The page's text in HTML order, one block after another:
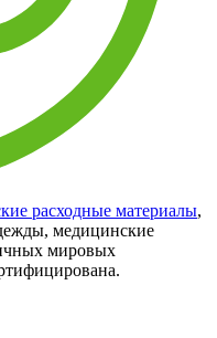
расходные материалы,
медицинские
мировых